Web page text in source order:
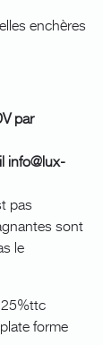
enchères
par
info@lux-
pas
sont
le
forme